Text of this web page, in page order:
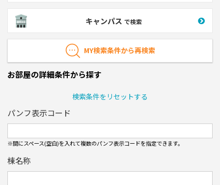
キャンパス で検索
MY検索条件から再検索
お部屋の詳細条件から探す
検索条件をリセットする
パンフ表示コード
※間にスペース(空白)を入れて複数のパンフ表⽰コードを指定できます。
棟名称